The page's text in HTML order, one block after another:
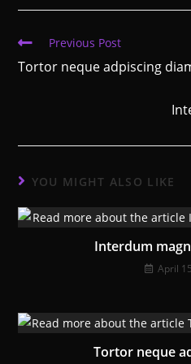
new
Read
articles
Previous Post
Tortor neque adpiscing
YOU MIGHT ALSO LIKE
Interdum
April
Tortor neque